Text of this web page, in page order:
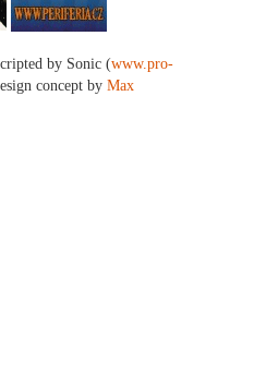
by Sonic (www.pro-
concept by Max